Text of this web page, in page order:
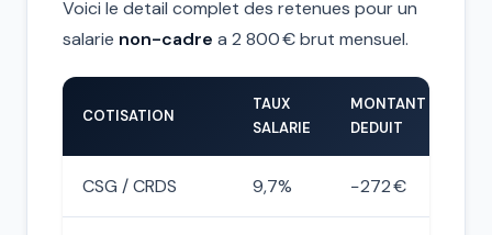
Voici le detail complet des retenues pour un
salarie non-cadre a 2 800 € brut mensuel.
COTISATION
TAUX
SALARIE
MONTANT
DEDUIT
CSG / CRDS 9,7% −272 €